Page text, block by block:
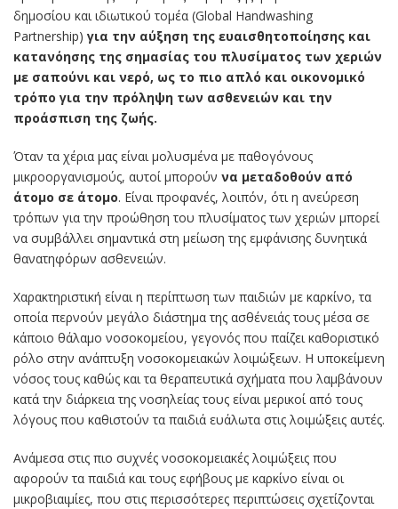
δημοσίου και ιδιωτικού τομέα (Global Handwashing
Partnership) για την αύξηση της ευαισθητοποίησης και
κατανόησης της σημασίας του πλυσίματος των χεριών
με σαπούνι και νερό, ως το πιο απλό και οικονομικό
τρόπο για την πρόληψη των ασθενειών και την
προάσπιση της ζωής.
Όταν τα χέρια μας είναι μολυσμένα με παθογόνους
μικροοργανισμούς, αυτοί μπορούν να μεταδοθούν από
άτομο σε άτομο. Είναι προφανές, λοιπόν, ότι η ανεύρεση
τρόπων για την προώθηση του πλυσίματος των χεριών μπορεί
να συμβάλλει σημαντικά στη μείωση της εμφάνισης δυνητικά
θανατηφόρων ασθενειών.
Χαρακτηριστική είναι η περίπτωση των παιδιών με καρκίνο, τα
οποία περνούν μεγάλο διάστημα της ασθένειάς τους μέσα σε
κάποιο θάλαμο νοσοκομείου, γεγονός που παίζει καθοριστικό
ρόλο στην ανάπτυξη νοσοκομειακών λοιμώξεων. Η υποκείμενη
νόσος τους καθώς και τα θεραπευτικά σχήματα που λαμβάνουν
κατά την διάρκεια της νοσηλείας τους είναι μερικοί από τους
λόγους που καθιστούν τα παιδιά ευάλωτα στις λοιμώξεις αυτές.
Ανάμεσα στις πιο συχνές νοσοκομειακές λοιμώξεις που
αφορούν τα παιδιά και τους εφήβους με καρκίνο είναι οι
μικροβιαιμίες, που στις περισσότερες περιπτώσεις σχετίζονται